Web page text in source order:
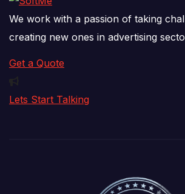
We work with a passion of taking
creating new ones in advertising
Get a Quote
Lets Start Talking